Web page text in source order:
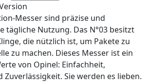
Messer sind präzise und
tägliche Nutzung. Das N°03 besitzt
die nützlich ist, um Pakete zu
zu machen. Dieses Messer ist ein
von Opinel: Einfachheit,
Zuverlässigkeit. Sie werden es lieben.